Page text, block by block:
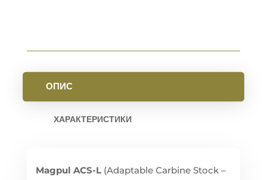
ОПИС
ХАРАКТЕРИСТИКИ
Magpul ACS-L(Adaptable Carbine Stock –